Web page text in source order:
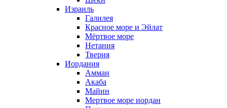
Израиль
Галилея
Красное море и Эйлат
Мёртвое море
Нетания
Тверия
Иордания
Амман
Акаба
Майин
Мертвое море иордан